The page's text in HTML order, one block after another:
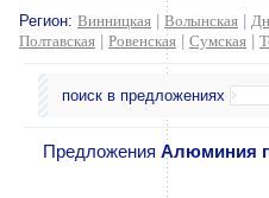
Регион: Винницкая Волынская
Полтавская
Ровенская Сумская
поиск в предложениях
Предложения Алюминия